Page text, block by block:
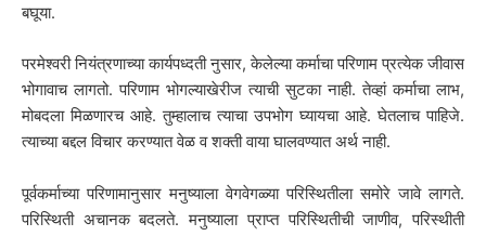
बघूया.
परमेश्वरी नियंत्रणाच्या कार्यपध्दती नुसार, केलेल्या कर्माचा परिणाम प्रत्येक जीवास
भोगावाच लागतो. परिणाम भोगल्याखेरीज त्याची सुटका नाही. तेव्हां कर्माचा लाभ,
मोबदला मिळणारच आहे. तुम्हालाच त्याचा उपभोग घ्यायचा आहे. घेतलाच पाहिजे.
त्याच्या बद्दल विचार करण्यात वेळ व शक्ती वाया घालवण्यात अर्थ नाही.
पूर्वकर्माच्या परिणामानुसार मनुष्याला वेगवेगळ्या परिस्थितीला समोरे जावे लागते.
परिस्थिती अचानक बदलते. मनुष्याला प्राप्त परिस्थितीची जाणीव, परिस्थीती